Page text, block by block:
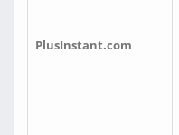
PlusInstant.com